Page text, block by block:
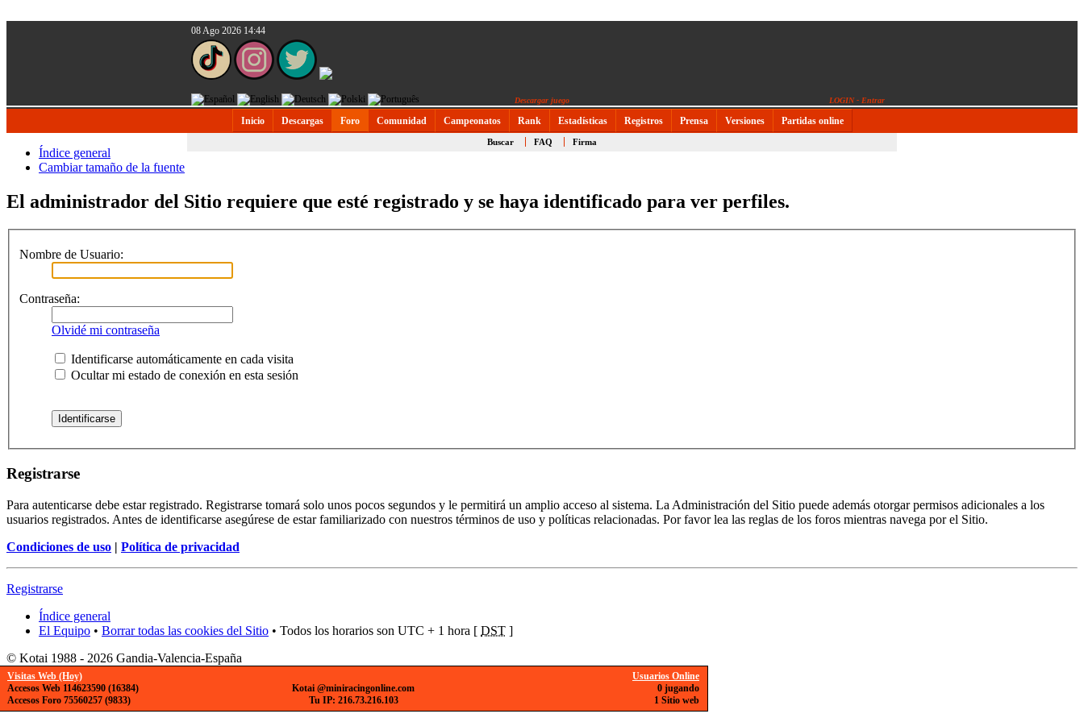
08 Ago 2026 14:44
Descargar juego LOGIN - Entrar
Inicio Descargas Foro Comunidad Campeonatos Rank Estadísticas Registros Prensa Versiones Partidas online
Buscar FAQ Firma
Índice general
Cambiar tamaño de la fuente
El administrador del Sitio requiere que esté registrado y se haya identificado para ver perfiles.
Nombre de Usuario:
Contraseña:
Olvidé mi contraseña
Identificarse automáticamente en cada visita
Ocultar mi estado de conexión en esta sesión
Registrarse
Para autenticarse debe estar registrado. Registrarse tomará solo unos pocos segundos y le permitirá un amplio acceso al sistema. La Administración del Sitio puede además otorgar permisos adicionales a los
usuarios registrados. Antes de identificarse asegúrese de estar familiarizado con nuestros términos de uso y políticas relacionadas. Por favor lea las reglas de los foros mientras navega por el Sitio.
Condiciones de uso | Política de privacidad
Registrarse
Índice general
El Equipo • Borrar todas las cookies del Sitio • Todos los horarios son UTC + 1 hora [ DST ]
© Kotai 1988 - 2026 Gandia-Valencia-España
Usuarios Online
0 jugando
1 Sitio web
Visitas Web (Hoy)
Accesos Web 114623590 (16384)
Accesos Foro 75560257 (9833)
Kotai @miniracingonline.com
Tu IP: 216.73.216.103